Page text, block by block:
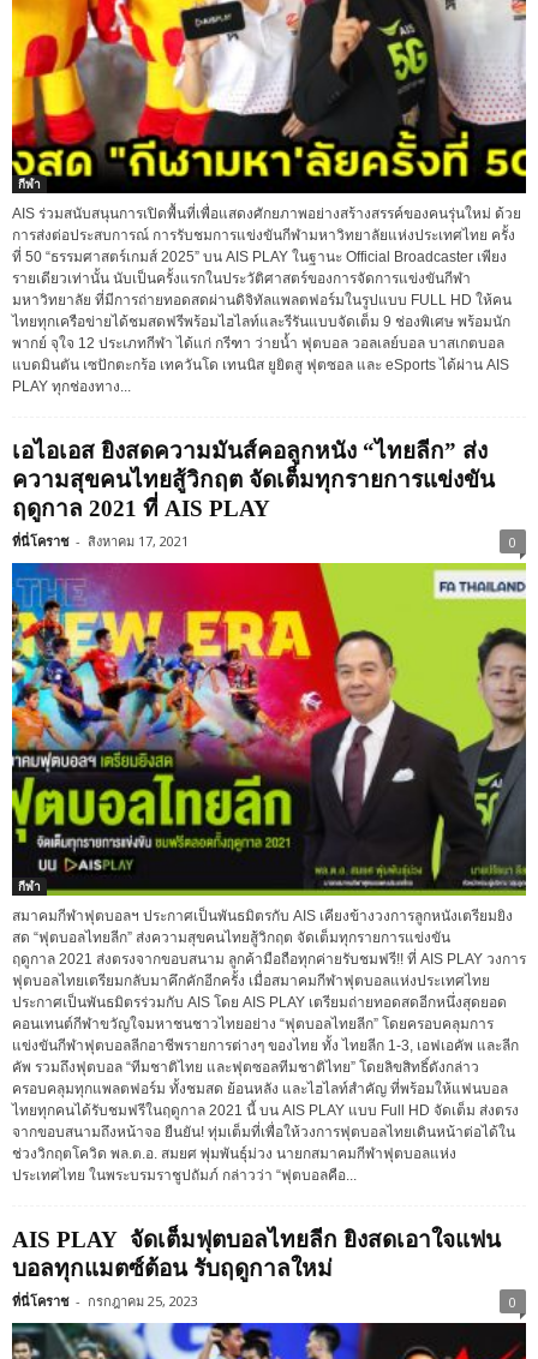
กีฬา
AIS ร่วมสนับสนุนการเปิดพื้นที่เพื่อแสดงศักยภาพอย่างสร้างสรรค์ของคนรุ่นใหม่ ด้วย
การส่งต่อประสบการณ์ การรับชมการแข่งขันกีฬามหาวิทยาลัยแห่งประเทศไทย ครั้ง
ที่ 50 “ธรรมศาสตร์เกมส์ 2025” บน AIS PLAY ในฐานะ Official Broadcaster เพียง
รายเดียวเท่านั้น นับเป็นครั้งแรกในประวัติศาสตร์ของการจัดการแข่งขันกีฬา
มหาวิทยาลัย ที่มีการถ่ายทอดสดผ่านดิจิทัลแพลตฟอร์มในรูปแบบ FULL HD ให้คน
ไทยทุกเครือข่ายได้ชมสดฟรีพร้อมไฮไลท์และรีรันแบบจัดเต็ม 9 ช่องพิเศษ พร้อมนัก
พากย์ จุใจ 12 ประเภทกีฬา ได้แก่ กรีฑา ว่ายน้ำ ฟุตบอล วอลเลย์บอล บาสเกตบอล
แบดมินตัน เซปักตะกร้อ เทควันโด เทนนิส ยูยิตสู ฟุตซอล และ eSports ได้ผ่าน AIS
PLAY ทุกช่องทาง...
เอไอเอส ยิงสดความมันส์คอลูกหนัง “ไทยลีก” ส่ง
ความสุขคนไทยสู้วิกฤต จัดเต็มทุกรายการแข่งขัน
ฤดูกาล 2021 ที่ AIS PLAY
ที่นี่โคราช - สิงหาคม 17, 2021 0
กีฬา
สมาคมกีฬาฟุตบอลฯ ประกาศเป็นพันธมิตรกับ AIS เคียงข้างวงการลูกหนังเตรียมยิง
สด “ฟุตบอลไทยลีก” ส่งความสุขคนไทยสู้วิกฤต จัดเต็มทุกรายการแข่งขัน
ฤดูกาล 2021 ส่งตรงจากขอบสนาม ลูกค้ามือถือทุกค่ายรับชมฟรี!! ที่ AIS PLAY วงการ
ฟุตบอลไทยเตรียมกลับมาคึกคักอีกครั้ง เมื่อสมาคมกีฬาฟุตบอลแห่งประเทศไทย
ประกาศเป็นพันธมิตรร่วมกับ AIS โดย AIS PLAY เตรียมถ่ายทอดสดอีกหนึ่งสุดยอด
คอนเทนต์กีฬาขวัญใจมหาชนชาวไทยอย่าง “ฟุตบอลไทยลีก” โดยครอบคลุมการ
แข่งขันกีฬาฟุตบอลลีกอาชีพ​รายการต่างๆ​ ของไทย ทั้ง ไทยลีก 1-3, เอฟเอคัพ และลีก
คัพ รวมถึงฟุตบอล “ทีมชาติไทย และฟุตซอลทีมชาติไทย” โดยลิขสิทธิ์ดังกล่าว
ครอบคลุมทุกแพลตฟอร์ม ทั้งชมสด ย้อนหลัง และไฮไลท์สำคัญ ที่พร้อมให้แฟนบอล
ไทยทุกคนได้รับชมฟรีในฤดูกาล 2021 นี้ บน AIS PLAY แบบ Full HD จัดเต็ม ส่งตรง
จากขอบสนามถึงหน้าจอ ยืนยัน! ทุ่มเต็มที่เพื่อให้วงการฟุตบอลไทยเดินหน้าต่อได้ใน
ช่วงวิกฤตโควิด พล.ต.อ. สมยศ พุ่มพันธุ์ม่วง นายกสมาคมกีฬาฟุตบอลแห่ง
ประเทศไทย ในพระบรมราชูปถัมภ์ กล่าวว่า “ฟุตบอลคือ...
AIS PLAY จัดเต็มฟุตบอลไทยลีก ยิงสดเอาใจแฟน
บอลทุกแมตซ์ต้อน รับฤดูกาลใหม่
ที่นี่โคราช - กรกฎาคม 25, 2023 0